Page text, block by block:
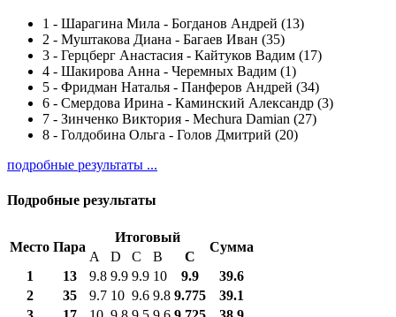
1 - Шарагина Мила - Богданов Андрей (13)
2 - Муштакова Диана - Багаев Иван (35)
3 - Герцберг Анастасия - Кайтуков Вадим (17)
4 - Шакирова Анна - Черемных Вадим (1)
5 - Фридман Наталья - Панферов Андрей (34)
6 - Смердова Ирина - Каминский Александр (3)
7 - Зинченко Виктория - Mechura Damian (27)
8 - Голдобина Ольга - Голов Дмитрий (20)
подробные результаты ...
Подробные результаты
Место Пара
Итоговый
Сумма
A D C B
С
1
13 9.8 9.9 9.9 10 9.9
39.6
2
35 9.7 10 9.6 9.8 9.775
39.1